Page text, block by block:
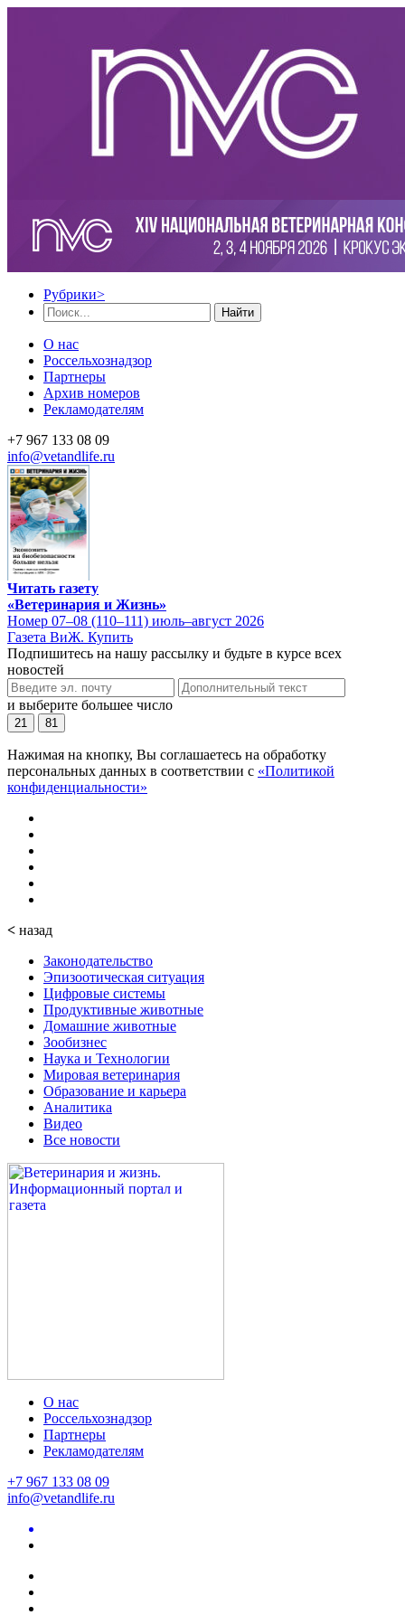
Рубрики>
Найти
О нас
Россельхознадзор
Партнеры
Архив номеров
Рекламодателям
+7 967 133 08 09
info@vetandlife.ru
Читать газету
«Ветеринария и Жизнь»
Номер 07–08 (110–111) июль–август 2026
Газета ВиЖ. Купить
Подпишитесь на нашу рассылку и будьте в курсе всех
новостей
и выберите большее число
21 81
Нажимая на кнопку, Вы соглашаетесь на обработку
персональных данных в соответствии с «Политикой
конфиденциальности»
< назад
Законодательство
Эпизоотическая ситуация
Цифровые системы
Продуктивные животные
Домашние животные
Зообизнес
Наука и Технологии
Мировая ветеринария
Образование и карьера
Аналитика
Видео
Все новости
О нас
Россельхознадзор
Партнеры
Рекламодателям
+7 967 133 08 09
info@vetandlife.ru